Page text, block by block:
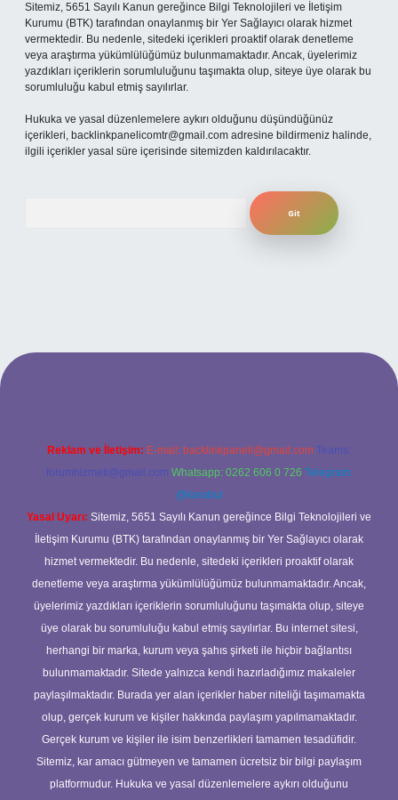
Sitemiz, 5651 Sayılı Kanun gereğince Bilgi Teknolojileri ve İletişim
Kurumu (BTK) tarafından onaylanmış bir Yer Sağlayıcı olarak hizmet
vermektedir. Bu nedenle, sitedeki içerikleri proaktif olarak denetleme
veya araştırma yükümlülüğümüz bulunmamaktadır. Ancak, üyelerimiz
yazdıkları içeriklerin sorumluluğunu taşımakta olup, siteye üye olarak bu
sorumluluğu kabul etmiş sayılırlar.
Hukuka ve yasal düzenlemelere aykırı olduğunu düşündüğünüz
içerikleri, backlinkpanelicomtr@gmail.com adresine bildirmeniz halinde,
ilgili içerikler yasal süre içerisinde sitemizden kaldırılacaktır.
betexpergiris.casino
Reklam ve İletişim: E-mail: backlinkpaneli@gmail.com Teams:
forumhizmeti@gmail.com Whatsapp: 0262 606 0 726 Telegram:
@karabul
Yasal Uyarı: Sitemiz, 5651 Sayılı Kanun gereğince Bilgi Teknolojileri ve
İletişim Kurumu (BTK) tarafından onaylanmış bir Yer Sağlayıcı olarak
hizmet vermektedir. Bu nedenle, sitedeki içerikleri proaktif olarak
denetleme veya araştırma yükümlülüğümüz bulunmamaktadır. Ancak,
üyelerimiz yazdıkları içeriklerin sorumluluğunu taşımakta olup, siteye
üye olarak bu sorumluluğu kabul etmiş sayılırlar. Bu internet sitesi,
herhangi bir marka, kurum veya şahıs şirketi ile hiçbir bağlantısı
bulunmamaktadır. Sitede yalnızca kendi hazırladığımız makaleler
paylaşılmaktadır. Burada yer alan içerikler haber niteliği taşımamakta
olup, gerçek kurum ve kişiler hakkında paylaşım yapılmamaktadır.
Gerçek kurum ve kişiler ile isim benzerlikleri tamamen tesadüfidir.
Sitemiz, kar amacı gütmeyen ve tamamen ücretsiz bir bilgi paylaşım
platformudur. Hukuka ve yasal düzenlemelere aykırı olduğunu